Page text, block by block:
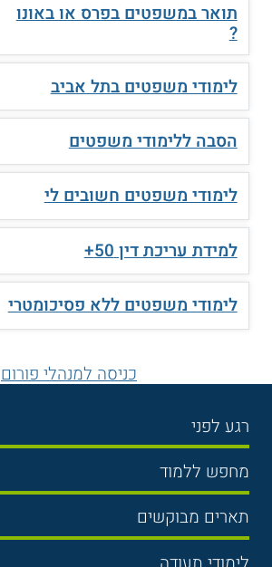
תואר במשפטים בפרס או באונו
?
לימודי משפטים בתל אביב
הסבה ללימודי משפטים
לימודי משפטים חשובים לי
למידת עריכת דין 50+
לימודי משפטים ללא פסיכומטרי
כניסה למנהלי פורום
רגע לפני
בחירת לימודים
תנאי קבלה
שכר לימוד
אוניברסיטה
מחפש ללמוד
תואר ראשון
תואר שני
תארים מבוקשים
משפטים